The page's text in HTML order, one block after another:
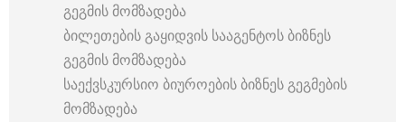
გეგმის მომზადება
ბილეთების გაყიდვის სააგენტოს ბიზნეს
გეგმის მომზადება
საექვსკურსიო ბიუროების ბიზნეს გეგმების
მომზადება